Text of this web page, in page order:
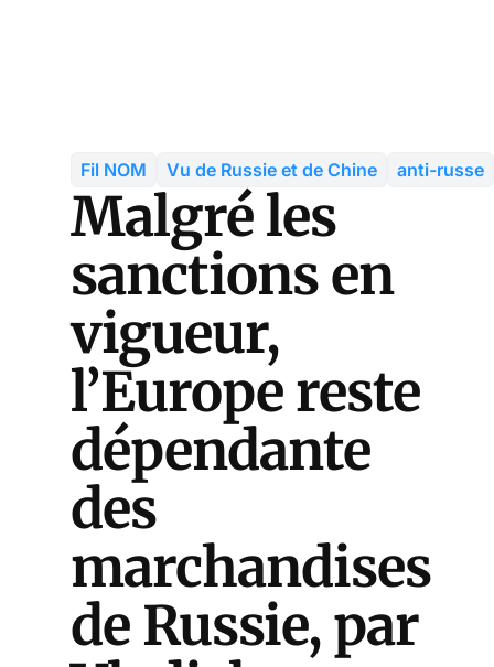
Fil NOM Vu de Russie et de Chine anti-russe
Malgré les
sanctions en
vigueur,
l’Europe reste
dépendante
des
marchandises
de Russie, par